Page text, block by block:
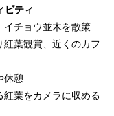
ビティ
イチョウ並木を散策
葉観賞、近くのカフ
休憩
葉をカメラに収める